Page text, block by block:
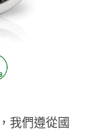
我們遵從國